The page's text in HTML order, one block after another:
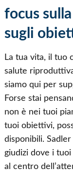
focus
sugli
La tua vita, il tuo
salute
siamo qui per
Forse stai
non è nei tuoi
tuoi obiettivi,
disponibili.
giudizi dove i
al centro